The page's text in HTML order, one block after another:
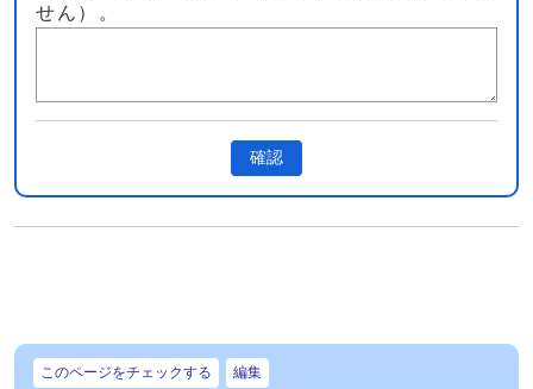
せん）。
確認
このページをチェックする 編集